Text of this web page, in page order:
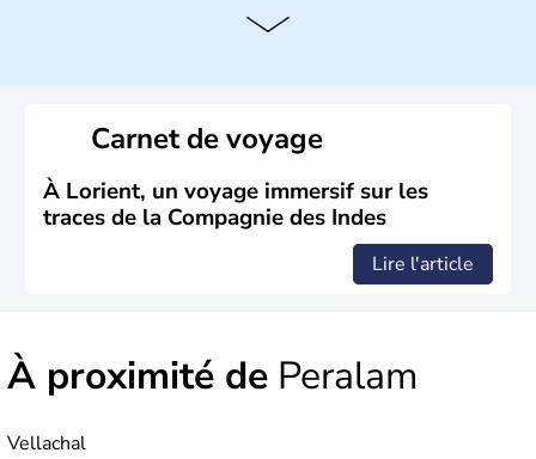
Histoire et administration
siècle, l'Inde reste sous la domination de l'empire
britannique jusqu'à l'obtention de son indépendance en
1947. Le Taj Mahal, mausolée construit par un empereur
en l'honneur de son épouse, a été édifié dans les années
1640 et est aujourd'hui considéré comme l'une des 7
Carnet de voyage
À Lorient, un voyage immersif sur les
traces de la Compagnie des Indes
Lire l'article
À proximité de Peralam
Vellachal